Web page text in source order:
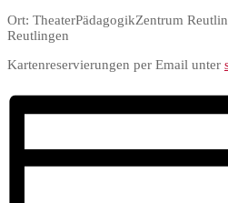
Ort: TheaterPädagogikZentrum
Reutlingen
Kartenreservierungen per Email unter